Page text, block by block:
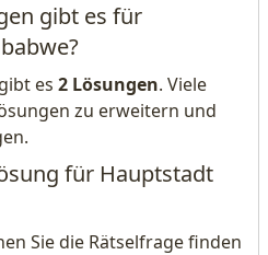
gibt es für
es 2 Lösungen. Viele
zu erweitern und
für Hauptstadt
Sie die Rätselfrage finden